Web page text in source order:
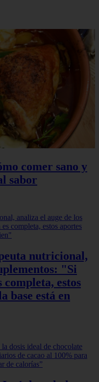
comer sano y
sabor
nutricional,
"Si
estos
base está en